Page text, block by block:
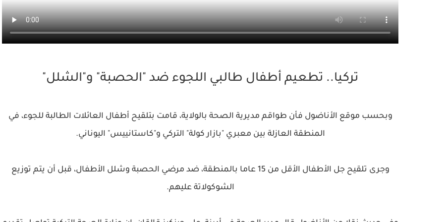
تركيا.. تطعيم أطفال طالبي اللجوء ضد "الحصبة" و"الشلل"
وبحسب موقع الأناضول فأن طواقم مديرية الصحة بالولاية، قامت بتلقيح أطفال العائلات الطالبة للجوء، في
المنطقة العازلة بين معبري "بازار كولة" التركي و"كاستانييس" اليوناني.
وجرى تلقيح جل الأطفال الأقل من 15 عاما بالمنطقة، ضد مرضي الحصبة وشلل الأطفال، قبل أن يتم توزيع
الشوكولاتة عليهم.